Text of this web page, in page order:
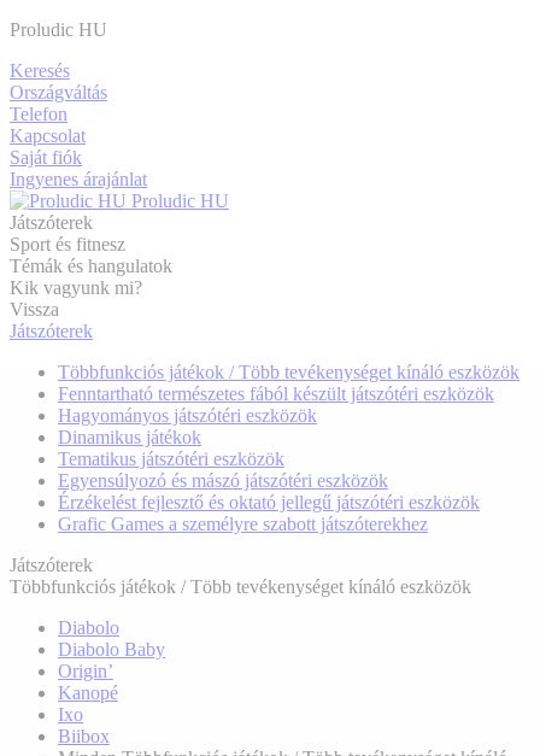
Proludic HU
Keresés
Országváltás
Telefon
Kapcsolat
Saját fiók
Ingyenes árajánlat
Proludic HU
Játszóterek
Sport és fitnesz
Témák és hangulatok
Kik vagyunk mi?
Vissza
Játszóterek
Többfunkciós játékok / Több tevékenységet kínáló eszközök
Fenntartható természetes fából készült játszótéri eszközök
Hagyományos játszótéri eszközök
Dinamikus játékok
Tematikus játszótéri eszközök
Egyensúlyozó és mászó játszótéri eszközök
Érzékelést fejlesztő és oktató jellegű játszótéri eszközök
Grafic Games a személyre szabott játszóterekhez
Játszóterek
Többfunkciós játékok / Több tevékenységet kínáló eszközök
Diabolo
Diabolo Baby
Origin’
Kanopé
Ixo
Biibox